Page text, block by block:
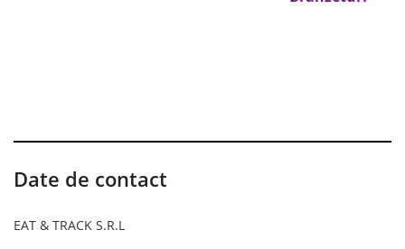
Date de contact
EAT & TRACK S.R.L